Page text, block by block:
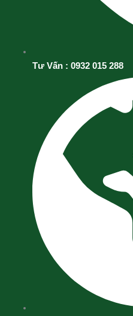
Tư Vấn : 0932 015 288